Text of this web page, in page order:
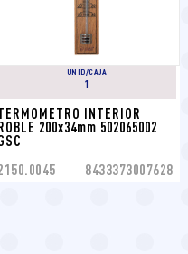
UNID/CAJA
1
INTERIOR
200x34mm 502065002
8433373007628